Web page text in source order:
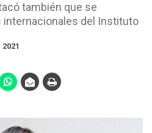
también que se
del Instituto